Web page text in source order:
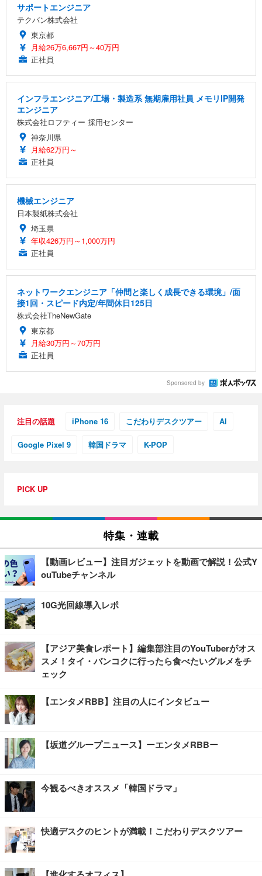
サポートエンジニア
テクバン株式会社
東京都
月給26万6,667円～40万円
正社員
インフラエンジニア/工場・製造系 無期雇用社員 メモリIP開発
エンジニア
株式会社ロフティー 採用センター
神奈川県
月給62万円～
正社員
機械エンジニア
日本製紙株式会社
埼玉県
年収426万円～1,000万円
正社員
ネットワークエンジニア「仲間と楽しく成長できる環境」/面
接1回・スピード内定/年間休日125日
株式会社TheNewGate
東京都
月給30万円～70万円
正社員
Sponsored by
注目の話題 iPhone 16 こだわりデスクツアー AI
Google Pixel 9 韓国ドラマ K-POP
PICK UP
特集・連載
【動画レビュー】注目ガジェットを動画で解説！公式Y
ouTubeチャンネル
10G光回線導入レポ
【アジア美食レポート】編集部注目のYouTuberがオス
スメ！タイ・バンコクに行ったら食べたいグルメをチ
ェック
【エンタメRBB】注目の人にインタビュー
【坂道グループニュース】ーエンタメRBBー
今観るべきオススメ「韓国ドラマ」
快適デスクのヒントが満載！こだわりデスクツアー